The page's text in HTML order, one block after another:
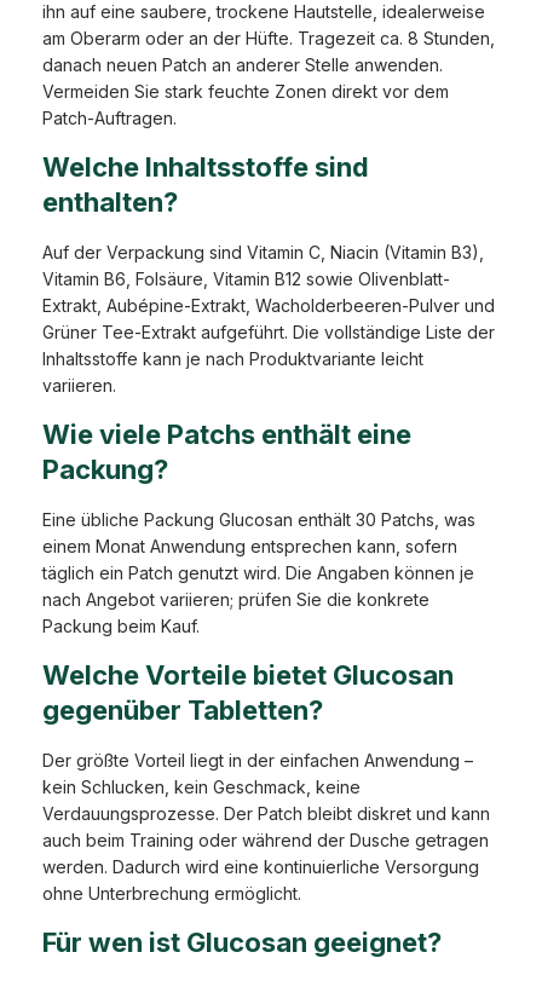
ihn auf eine saubere, trockene Hautstelle, idealerweise
am Oberarm oder an der Hüfte. Tragezeit ca. 8 Stunden,
danach neuen Patch an anderer Stelle anwenden.
Vermeiden Sie stark feuchte Zonen direkt vor dem
Patch-Auftragen.
Welche Inhaltsstoffe sind
enthalten?
Auf der Verpackung sind Vitamin C, Niacin (Vitamin B3),
Vitamin B6, Folsäure, Vitamin B12 sowie Olivenblatt-
Extrakt, Aubépine-Extrakt, Wacholderbeeren-Pulver und
Grüner Tee-Extrakt aufgeführt. Die vollständige Liste der
Inhaltsstoffe kann je nach Produktvariante leicht
variieren.
Wie viele Patchs enthält eine
Packung?
Eine übliche Packung Glucosan enthält 30 Patchs, was
einem Monat Anwendung entsprechen kann, sofern
täglich ein Patch genutzt wird. Die Angaben können je
nach Angebot variieren; prüfen Sie die konkrete
Packung beim Kauf.
Welche Vorteile bietet Glucosan
gegenüber Tabletten?
Der größte Vorteil liegt in der einfachen Anwendung –
kein Schlucken, kein Geschmack, keine
Verdauungsprozesse. Der Patch bleibt diskret und kann
auch beim Training oder während der Dusche getragen
werden. Dadurch wird eine kontinuierliche Versorgung
ohne Unterbrechung ermöglicht.
Für wen ist Glucosan geeignet?